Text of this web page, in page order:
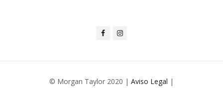
© Morgan Taylor 2020 | Aviso Legal |